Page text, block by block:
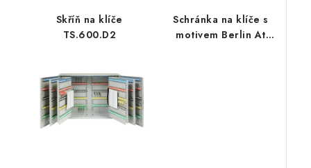
Skříň na klíče
TS.600.D2
Schránka na klíče s
motivem Berlin At